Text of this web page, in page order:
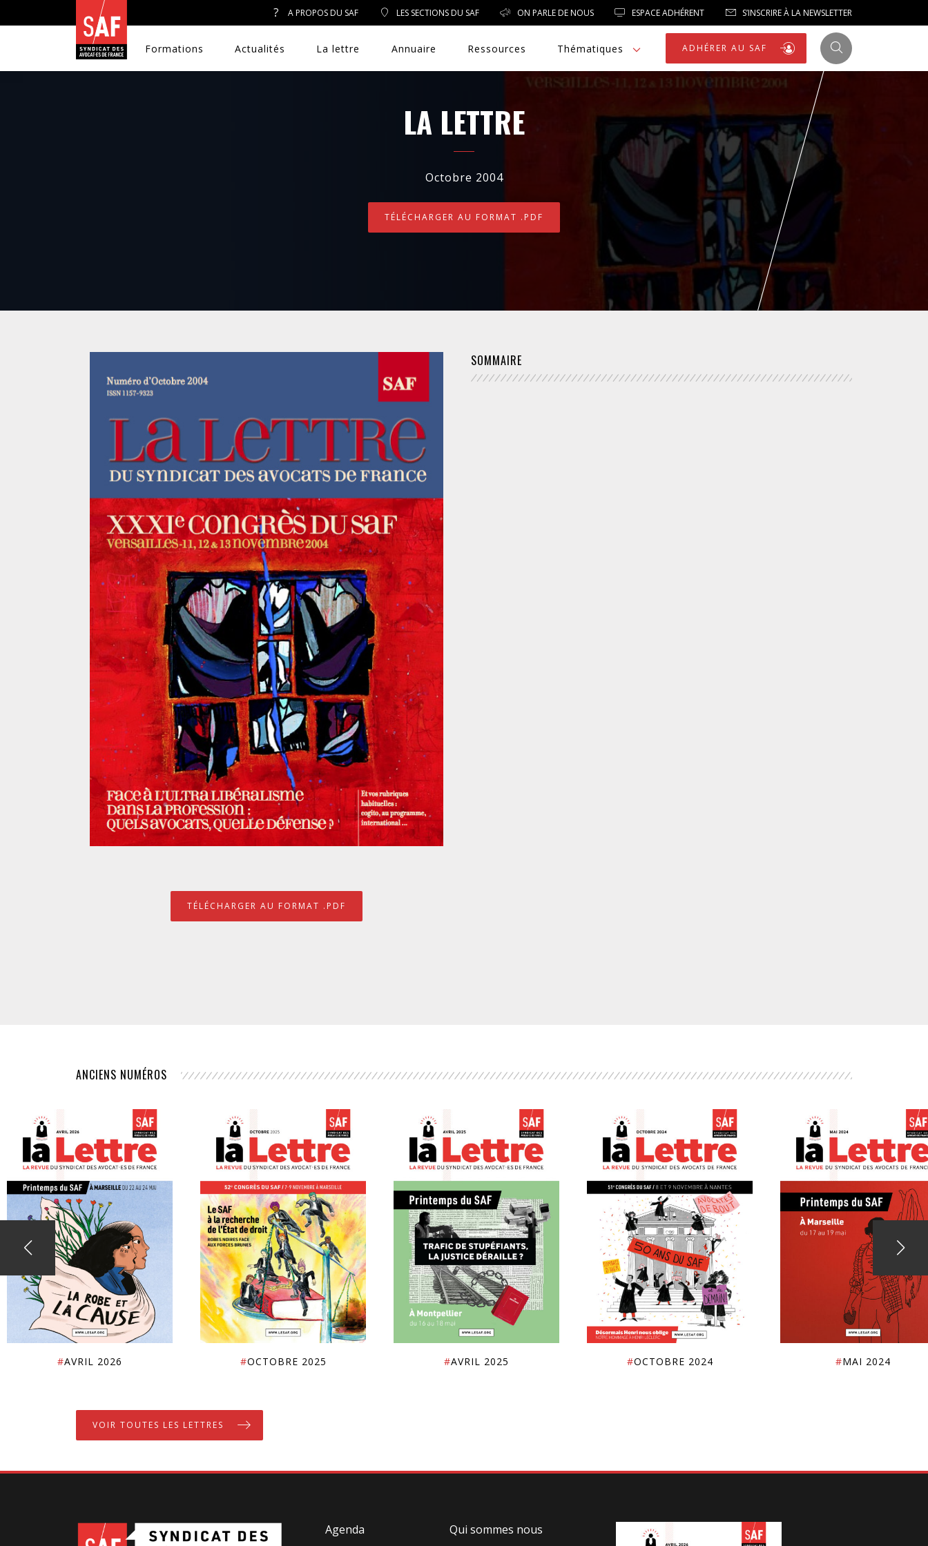
A PROPOS DU SAF LES SECTIONS DU SAF ON PARLE DE NOUS ESPACE ADHÉRENT S’INSCRIRE À LA NEWSLETTER
Formations Actualités La lettre Annuaire Ressources Thématiques ADHÉRER AU SAF
DROIT DES MINEURS
DROIT INTERNATIONAL
DROIT SOCIAL
ENVIRONNEMENT/SANTÉ
HOSPITALISATION
SANS CONSENTEMENT
JUSTICE
LIBERTÉS PUBLIQUES
LOGEMENT
NOTRE HOMMAGE
POLICE / MAINTIEN DE L'ORDRE
LA LETTRE
Octobre 2004
TÉLÉCHARGER AU FORMAT .PDF
TÉLÉCHARGER AU FORMAT .PDF
SOMMAIRE
ANCIENS NUMÉROS
#AVRIL 2026 #OCTOBRE 2025 #AVRIL 2025 #OCTOBRE 2024 #MAI 2024
VOIR TOUTES LES LETTRES
Agenda Qui sommes nous